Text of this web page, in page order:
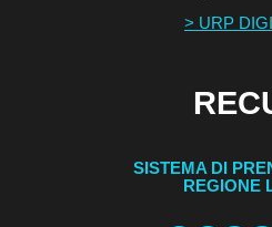
> URP
SISTEMA DI
REGIONE